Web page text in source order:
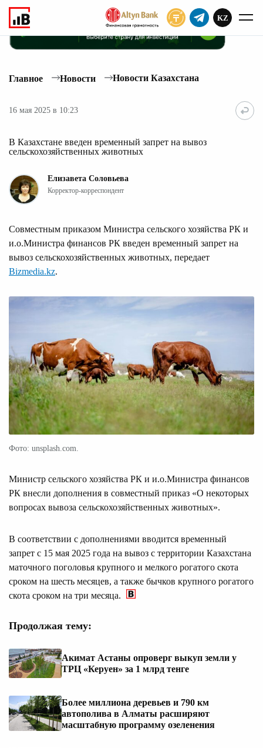
KZ
Главное Новости Новости Казахстана
16 мая 2025 в 10:23
В Казахстане введен временный запрет на вывоз
сельскохозяйственных животных
Елизавета Соловьева
Корректор-корреспондент
Совместным приказом Министра сельского хозяйства РК и
и.о.Министра финансов РК введен временный запрет на
вывоз сельскохозяйственных животных, передает
Bizmedia.kz.
Фото: unsplash.com.
Министр сельского хозяйства РК и и.о.Министра финансов
РК внесли дополнения в совместный приказ «О некоторых
вопросах вывоза сельскохозяйственных животных».
В соответствии с дополнениями вводится временный
запрет с 15 мая 2025 года на вывоз с территории Казахстана
маточного поголовья крупного и мелкого рогатого скота
сроком на шесть месяцев, а также бычков крупного рогатого
скота сроком на три месяца.
Продолжая тему:
Акимат Астаны опроверг выкуп земли у
ТРЦ «Керуен» за 1 млрд тенге
Более миллиона деревьев и 790 км
автополива в Алматы расширяют
масштабную программу озеленения